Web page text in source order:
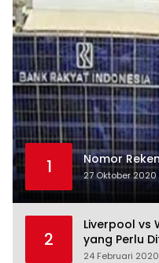
1 Nomor
27 Oktober 2020
2
Liverpool vs
yang Perlu
24 Februari 2020